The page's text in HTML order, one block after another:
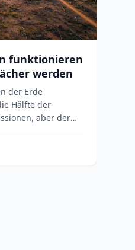
funktionieren
werden
der Erde
Hälfte der
aber der